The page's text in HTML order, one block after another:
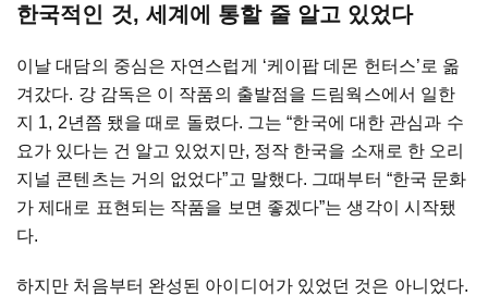
한국적인 것, 세계에 통할 줄 알고 있었다
이날 대담의 중심은 자연스럽게 ‘케이팝 데몬 헌터스’로 옮
겨갔다. 강 감독은 이 작품의 출발점을 드림웍스에서 일한
지 1, 2년쯤 됐을 때로 돌렸다. 그는 “한국에 대한 관심과 수
요가 있다는 건 알고 있었지만, 정작 한국을 소재로 한 오리
지널 콘텐츠는 거의 없었다”고 말했다. 그때부터 “한국 문화
가 제대로 표현되는 작품을 보면 좋겠다”는 생각이 시작됐
다.
하지만 처음부터 완성된 아이디어가 있었던 것은 아니었다.